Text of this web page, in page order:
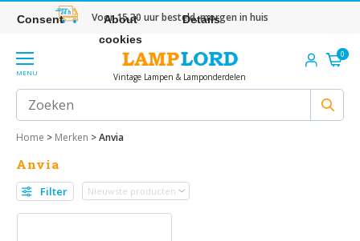
Voor 15.30 uur besteld, morgen in huis
MENU Vintage Lampen & Lamponderdelen
0
Home > Merken >Anvia
Anvia
Filter
Consent
About
cookies
Details